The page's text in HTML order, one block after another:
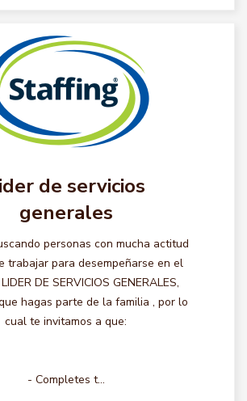
de servicios
generales
personas con mucha actitud
trabajar para desempeñarse en el
DE SERVICIOS GENERALES,
hagas parte de la familia , por lo
cual te invitamos a que:
- Completes t...